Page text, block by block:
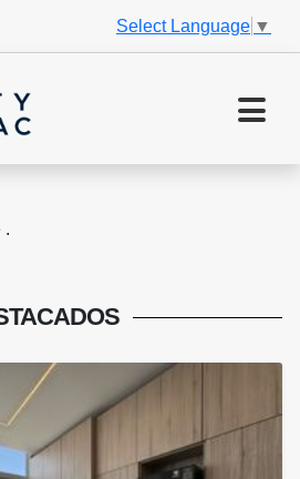
Select Language ▼
.